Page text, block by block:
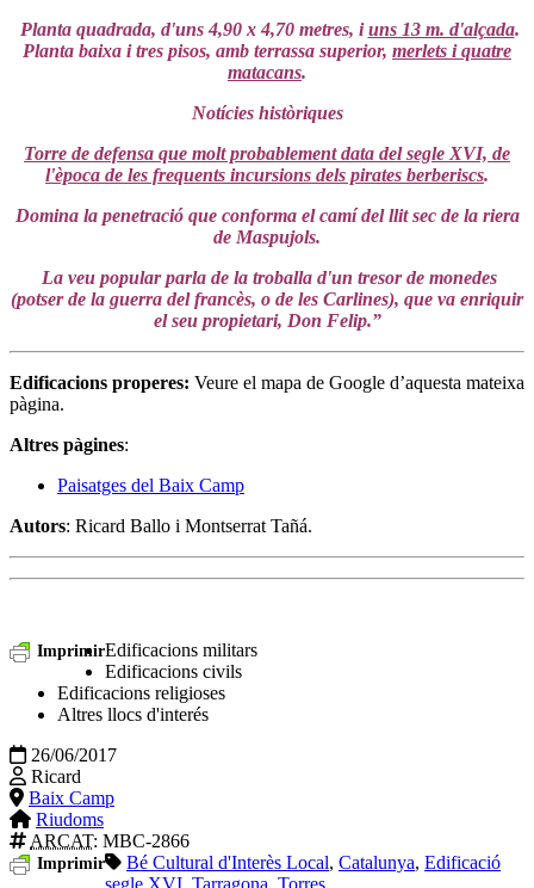
Planta quadrada, d'uns 4,90 x 4,70 metres, iuns 13 m. d'alçada.
Planta baixa i tres pisos, amb terrassa superior, merlets i quatre
matacans.
Notícies històriques
Torre de defensa que molt probablement data del segle XVI, de
l'època de les frequents incursions dels pirates berberiscs.
Domina la penetració que conforma el camí del llit sec de la riera
de Maspujols.
La veu popular parla de la troballa d'un tresor de monedes
(potser de la guerra del francès, o de les Carlines), que va enriquir
el seu propietari, Don Felip.”
Edificacions properes: Veure el mapa de Google d’aquesta mateixa
pàgina.
Altres pàgines:
Paisatges del Baix Camp
Autors: Ricard Ballo i Montserrat Tañá.
ImprimirEdificacions militars
Edificacions civils
Edificacions religioses
Altres llocs d'interés
26/06/2017
Ricard
Baix Camp
Riudoms
ARCAT: MBC-2866
Imprimir Bé Cultural d'Interès Local, Catalunya, Edificació
segle XVI Tarragona Torres